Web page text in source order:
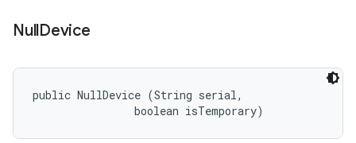
NullDevice
public NullDevice (String serial,
                boolean isTemporary)